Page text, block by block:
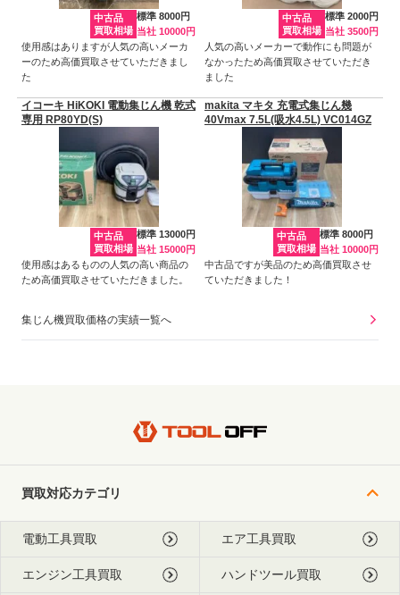
中古品
買取相場
標準 8000円
当社 10000円
使用感はありますが人気の高いメーカ
ーのため高価買取させていただきまし
た
中古品
買取相場
標準 2000円
当社 3500円
人気の高いメーカーで動作にも問題が
なかったため高価買取させていただき
ました
イコーキ HiKOKI 電動集じん機 乾式
専用 RP80YD(S)
中古品
買取相場
標準 13000円
当社 15000円
使用感はあるものの人気の高い商品の
ため高価買取させていただきました。
makita マキタ 充電式集じん幾
40Vmax 7.5L(吸水4.5L) VC014GZ
中古品
買取相場
標準 8000円
当社 10000円
中古品ですが美品のため高価買取させ
ていただきました！
集じん機買取価格の実績一覧へ
買取対応カテゴリ
電動工具買取 エア工具買取
エンジン工具買取 ハンドツール買取